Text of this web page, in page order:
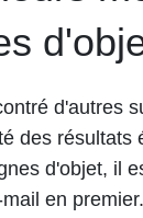
d'autres
des résultats
d'objet, il
en premier.